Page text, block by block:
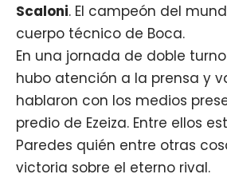
Scaloni. El campeón del
cuerpo técnico de Boca.
En una jornada de doble
hubo atención a la prensa y
hablaron con los medios
predio de Ezeiza. Entre ellos
Paredes quién entre otras
victoria sobre el eterno rival.